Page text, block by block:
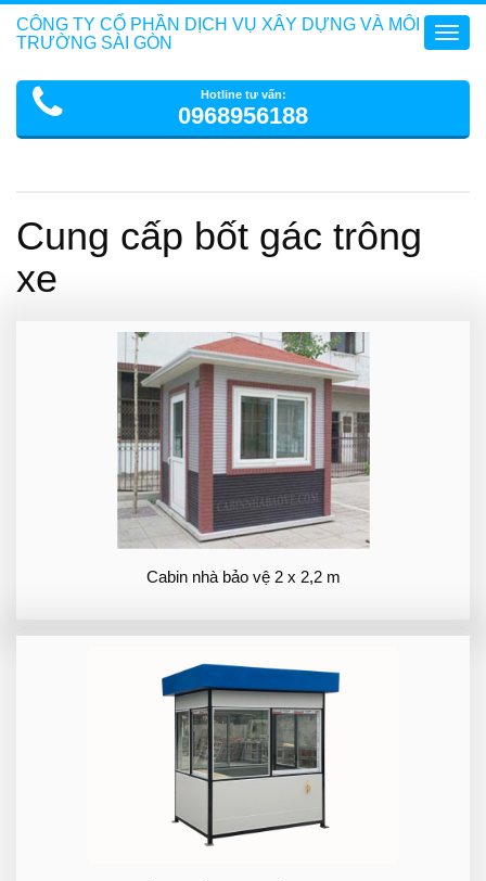
CÔNG TY CỔ PHẦN DỊCH VỤ XÂY DỰNG VÀ MÔI
TRƯỜNG SÀI GÒN
Hotline tư vấn:
0968956188
Cung cấp bốt gác trông
xe
Cabin nhà bảo vệ 2 x 2,2 m